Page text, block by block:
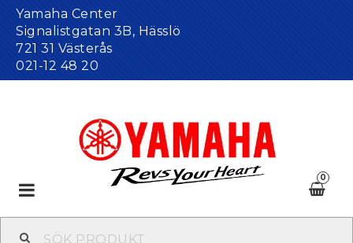
Yamaha Center
Signalistgatan 3B, Hässlö
721 31 Västerås
021-12 48 20
0
Toggle
navigation